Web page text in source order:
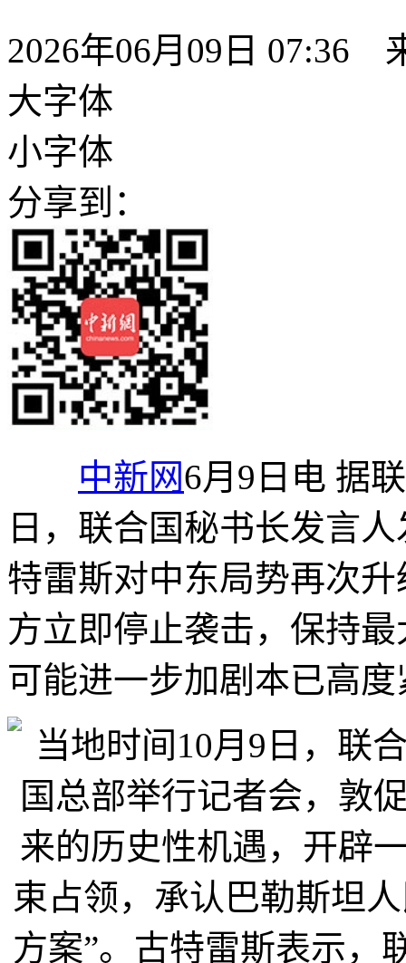
2026年06月09日 07:36
大字体
小字体
分享到：
中新网6月9日电 据
日，联合国秘书长发言
特雷斯对中东局势再次
方立即停止袭击，保持
可能进一步加剧本已高